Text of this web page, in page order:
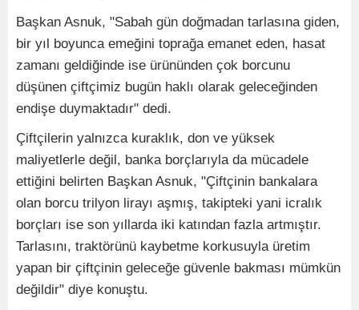
Başkan Asnuk, "Sabah gün doğmadan tarlasına giden,
bir yıl boyunca emeğini toprağa emanet eden, hasat
zamanı geldiğinde ise ürününden çok borcunu
düşünen çiftçimiz bugün haklı olarak geleceğinden
endişe duymaktadır" dedi.
Çiftçilerin yalnızca kuraklık, don ve yüksek
maliyetlerle değil, banka borçlarıyla da mücadele
ettiğini belirten Başkan Asnuk, "Çiftçinin bankalara
olan borcu trilyon lirayı aşmış, takipteki yani icralık
borçları ise son yıllarda iki katından fazla artmıştır.
Tarlasını, traktörünü kaybetme korkusuyla üretim
yapan bir çiftçinin geleceğe güvenle bakması mümkün
değildir" diye konuştu.